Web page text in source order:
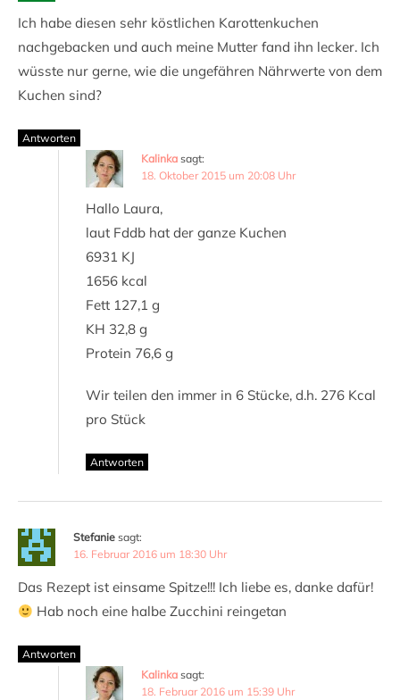
Ich habe diesen sehr köstlichen Karottenkuchen
nachgebacken und auch meine Mutter fand ihn lecker. Ich
wüsste nur gerne, wie die ungefähren Nährwerte von dem
Kuchen sind?
Antworten
Kalinka sagt:
18. Oktober 2015 um 20:08 Uhr
Hallo Laura,
laut Fddb hat der ganze Kuchen
6931 KJ
1656 kcal
Fett 127,1 g
KH 32,8 g
Protein 76,6 g
Wir teilen den immer in 6 Stücke, d.h. 276 Kcal
pro Stück
Antworten
Stefanie sagt:
16. Februar 2016 um 18:30 Uhr
Das Rezept ist einsame Spitze!!! Ich liebe es, danke dafür!
Hab noch eine halbe Zucchini reingetan
Antworten
Kalinka sagt:
18. Februar 2016 um 15:39 Uhr